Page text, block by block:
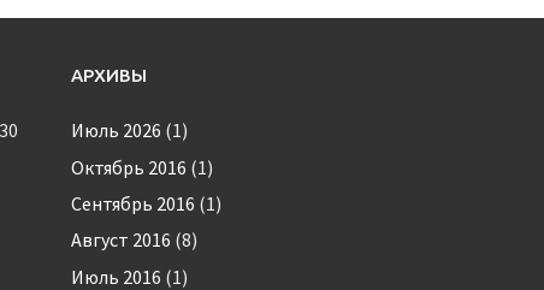
АРХИВЫ
Июль 2026 (1)
Октябрь 2016 (1)
Сентябрь 2016 (1)
Август 2016 (8)
Июль 2016 (1)